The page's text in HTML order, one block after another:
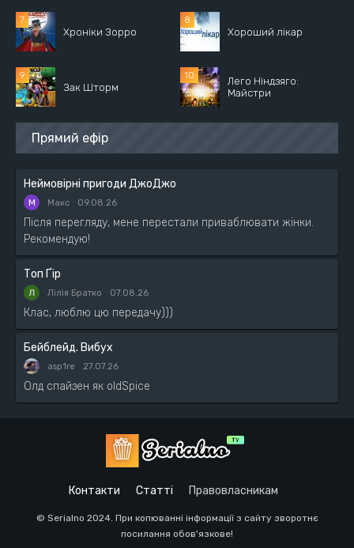
Хроніки Зорро Хороший лікар
Зак Шторм
Лего Ніндзяго:
Майстри
Прямий ефір
Неймовірні пригоди ДжоДжо
М Макс 09.08.26
Після перегляду, мене перестали приваблювати жінки.
Рекомендую!
Топ Ґір
Лілія Братко 07.08.26
Клас, люблю цю передачу)))
Бейблейд. Вибух
asp1re 27.07.26
Олд спайзен як oldSpice
Контакти Статті Правовласникам
© Serialno 2024. При копюванні інформації з сайту зворотнє
посилання обов'язкове!